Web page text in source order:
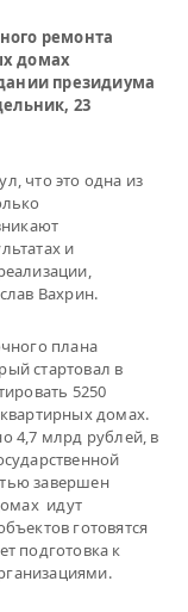
ремонта
домах
президиума
23
что это одна из
и
Вахрин.
плана
стартовал в
5250
домах.
4,7 млрд рублей, в
завершен
идут
готовятся
подготовка к